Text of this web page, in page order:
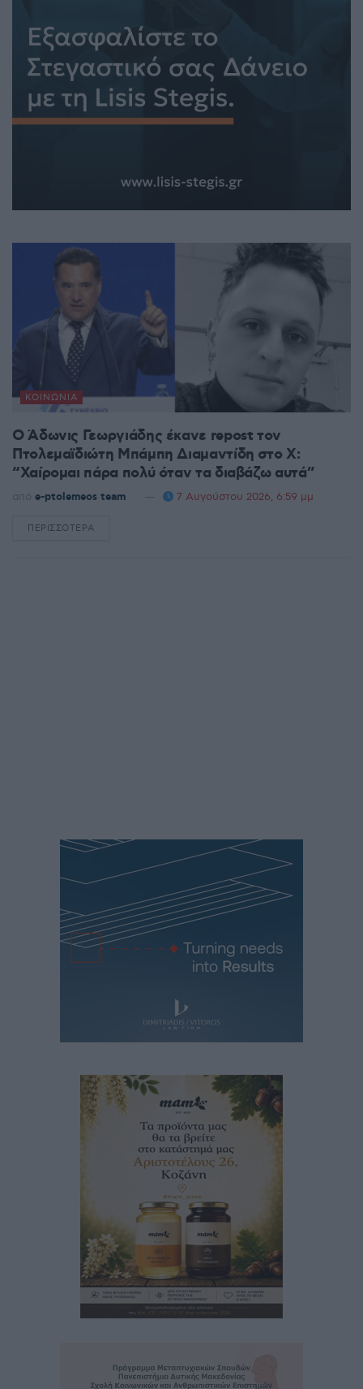
ΚΟΙΝΩΝΊΑ
Ο Άδωνις Γεωργιάδης έκανε repost τον
Πτολεμαϊδιώτη Μπάμπη Διαμαντίδη στο X:
“Χαίρομαι πάρα πολύ όταν τα διαβάζω αυτά”
από e-ptolemeos team 7 Αυγούστου 2026, 6:59 μμ
ΠΕΡΙΣΣΌΤΕΡΑ